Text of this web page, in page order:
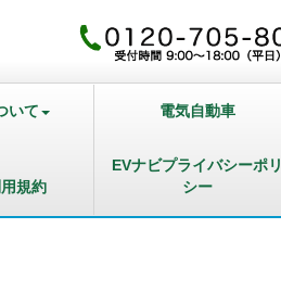
いて 電気自動車
規約
EVナビプライバシーポリ
シー